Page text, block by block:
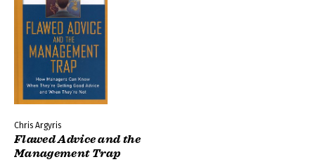
Chris Argyris
Flawed Advice and the
Management Trap